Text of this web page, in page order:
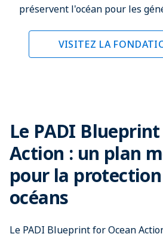
préservent l'océan pour les
VISITEZ LA
Le PADI
Action : un plan
pour la
océans
Le PADI Blueprint for Ocean